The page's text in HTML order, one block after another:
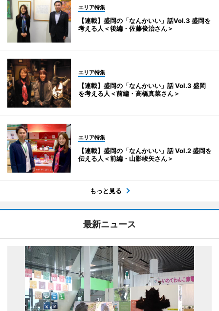
エリア特集
【連載】盛岡の「なんかいい」話Vol.3 盛岡を
考える人＜後編・佐藤俊治さん＞
エリア特集
【連載】盛岡の「なんかいい」話 Vol.3 盛岡
を考える人＜前編・高橋真菜さん＞
エリア特集
【連載】盛岡の「なんかいい」話 Vol.2 盛岡を
伝える人＜前編・山影峻矢さん＞
もっと見る
最新ニュース